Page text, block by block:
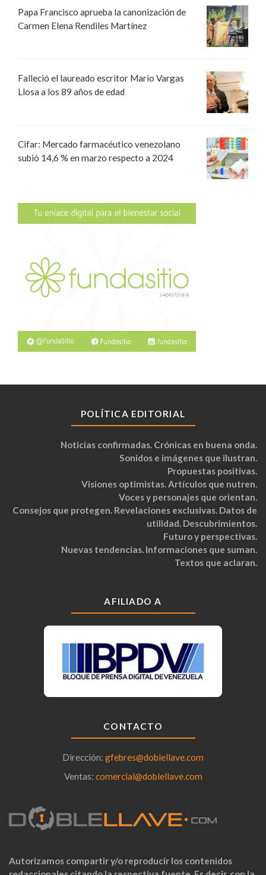
Papa Francisco aprueba la canonización de
Carmen Elena Rendiles Martínez
Falleció el laureado escritor Mario Vargas
Llosa a los 89 años de edad
Cifar: Mercado farmacéutico venezolano
subió 14,6 % en marzo respecto a 2024
POLÍTICA EDITORIAL
Noticias confirmadas. Crónicas en buena onda.
Sonidos e imágenes que ilustran.
Propuestas positivas.
Visiones optimistas. Artículos que nutren.
Voces y personajes que orientan.
Consejos que protegen. Revelaciones exclusivas. Datos de
utilidad. Descubrimientos.
Futuro y perspectivas.
Nuevas tendencias. Informaciones que suman.
Textos que aclaran.
AFILIADO A
CONTACTO
Dirección: gfebres@doblellave.com
Ventas: comercial@doblellave.com
Autorizamos compartir y/o reproducir los contenidos